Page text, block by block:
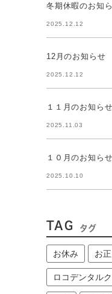
冬期休暇のお知
2025.12.12
12月のお知らせ
2025.12.12
１１月のお知らせ
2025.11.03
１０月のお知らせ
2025.10.10
TAG タグ
お休み お正
ロコデンタル